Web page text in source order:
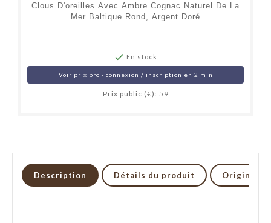
Clous D'oreilles Avec Ambre Cognac Naturel De La
Mer Baltique Rond, Argent Doré
 En stock
Voir prix pro - connexion / inscription en 2 min
Prix public (€): 59
Description Détails du produit Origine